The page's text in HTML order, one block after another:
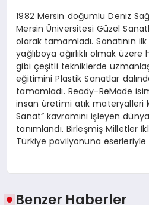
1982 Mersin doğumlu Deniz
Mersin Üniversitesi Güzel
olarak tamamladı. Sanatının
yağlıboya ağırlıklı olmak
gibi çeşitli tekniklerde
eğitimini Plastik Sanatlar
tamamladı. Ready-ReMade
insan üretimi atık materyalleri
Sanat” kavramını işleyen
tanımlandı. Birleşmiş Milletler
Türkiye pavilyonuna eserleriyle
Benzer Haberler